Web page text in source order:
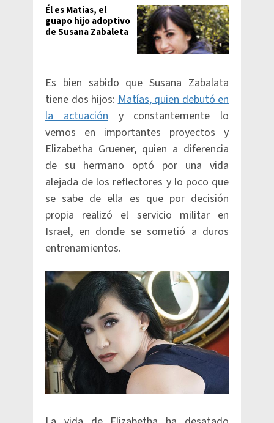
Él es Matias, el
guapo hijo adoptivo
de Susana Zabaleta
Es bien sabido que Susana Zabalata
tiene dos hijos:Matías, quien debutó en
la actuacióny constantemente lo
vemos en importantes proyectos y
Elizabetha Gruener, quien a diferencia
de su hermano optó por una vida
alejada de los reflectores y lo poco que
se sabe de ella es que por decisión
propia realizó el servicio militar en
Israel, en donde se sometió a duros
entrenamientos.